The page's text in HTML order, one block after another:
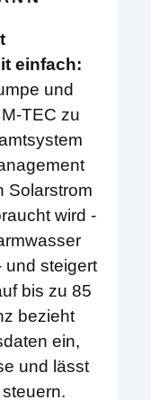
einfach:
und
TEC zu
Solarstrom
wird -
und steigert
bis zu 85
bezieht
ein,
und lässt